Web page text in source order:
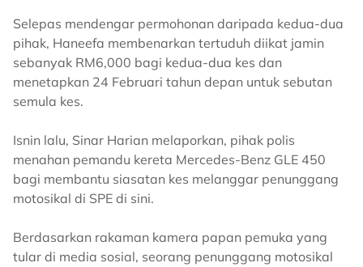
Selepas mendengar permohonan daripada kedua-dua
pihak, Haneefa membenarkan tertuduh diikat jamin
sebanyak RM6,000 bagi kedua-dua kes dan
menetapkan 24 Februari tahun depan untuk sebutan
semula kes.
Isnin lalu, Sinar Harian melaporkan, pihak polis
menahan pemandu kereta Mercedes-Benz GLE 450
bagi membantu siasatan kes melanggar penunggang
motosikal di SPE di sini.
Berdasarkan rakaman kamera papan pemuka yang
tular di media sosial, seorang penunggang motosikal